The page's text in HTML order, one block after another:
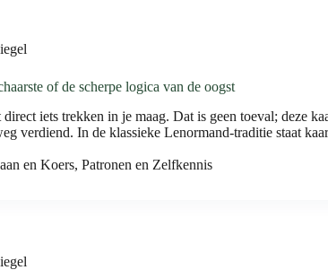
of de scherpe logica van de oogst
iets trekken in je maag. Dat is geen toeval; deze
verdiend. In de klassieke Lenormand-traditie staat
en Koers, Patronen en Zelfkennis